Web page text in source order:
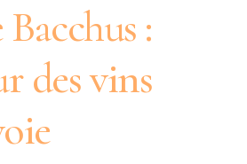
:
des vins